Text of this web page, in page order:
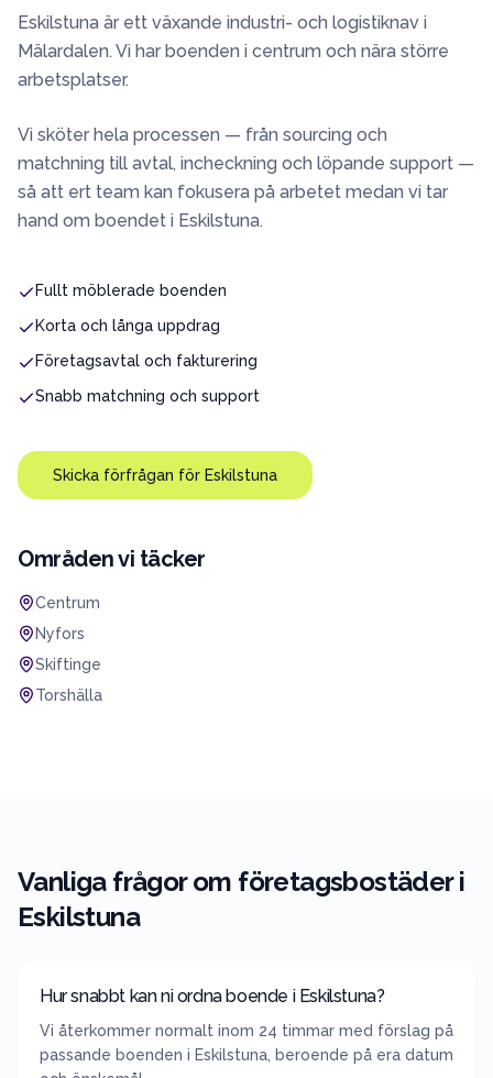
Eskilstuna är ett växande industri- och logistiknav i
Mälardalen. Vi har boenden i centrum och nära större
arbetsplatser.
Vi sköter hela processen — från sourcing och
matchning till avtal, incheckning och löpande support —
så att ert team kan fokusera på arbetet medan vi tar
hand om boendet i Eskilstuna.
Fullt möblerade boenden
Korta och långa uppdrag
Företagsavtal och fakturering
Snabb matchning och support
Skicka förfrågan för Eskilstuna
Områden vi täcker
Centrum
Nyfors
Skiftinge
Torshälla
Vanliga frågor om företagsbostäder i
Eskilstuna
Hur snabbt kan ni ordna boende i Eskilstuna?
Vi återkommer normalt inom 24 timmar med förslag på
passande boenden i Eskilstuna, beroende på era datum